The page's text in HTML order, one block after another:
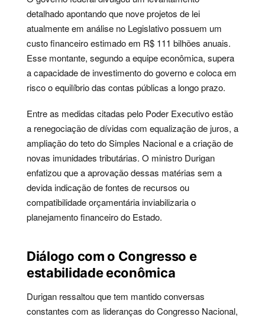
detalhado apontando que nove projetos de lei
atualmente em análise no Legislativo possuem um
custo financeiro estimado em R$ 111 bilhões anuais.
Esse montante, segundo a equipe econômica, supera
a capacidade de investimento do governo e coloca em
risco o equilíbrio das contas públicas a longo prazo.
Entre as medidas citadas pelo Poder Executivo estão
a renegociação de dívidas com equalização de juros, a
ampliação do teto do Simples Nacional e a criação de
novas imunidades tributárias. O ministro Durigan
enfatizou que a aprovação dessas matérias sem a
devida indicação de fontes de recursos ou
compatibilidade orçamentária inviabilizaria o
planejamento financeiro do Estado.
Diálogo com o Congresso e
estabilidade econômica
Durigan ressaltou que tem mantido conversas
constantes com as lideranças do Congresso Nacional,